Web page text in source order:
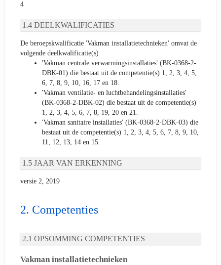
4
DEELKWALIFICATIES
De beroepskwalificatie 'Vakman installatietechnieken' omvat de
volgende deelkwalificatie(s)
'Vakman centrale verwarmingsinstallaties' (BK-0368-2-
DBK-01) die bestaat uit de competentie(s) 1, 2, 3, 4, 5,
6, 7, 8, 9, 10, 16, 17 en 18.
'Vakman ventilatie- en luchtbehandelingsinstallaties'
(BK-0368-2-DBK-02) die bestaat uit de competentie(s)
1, 2, 3, 4, 5, 6, 7, 8, 19, 20 en 21.
'Vakman sanitaire installaties' (BK-0368-2-DBK-03) die
bestaat uit de competentie(s) 1, 2, 3, 4, 5, 6, 7, 8, 9, 10,
11, 12, 13, 14 en 15.
JAAR VAN ERKENNING
versie 2, 2019
Competenties
OPSOMMING COMPETENTIES
Vakman installatietechnieken